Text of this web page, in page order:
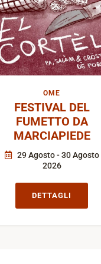
OME
FESTIVAL DEL
FUMETTO DA
MARCIAPIEDE
29 Agosto - 30 Agosto
2026
DETTAGLI